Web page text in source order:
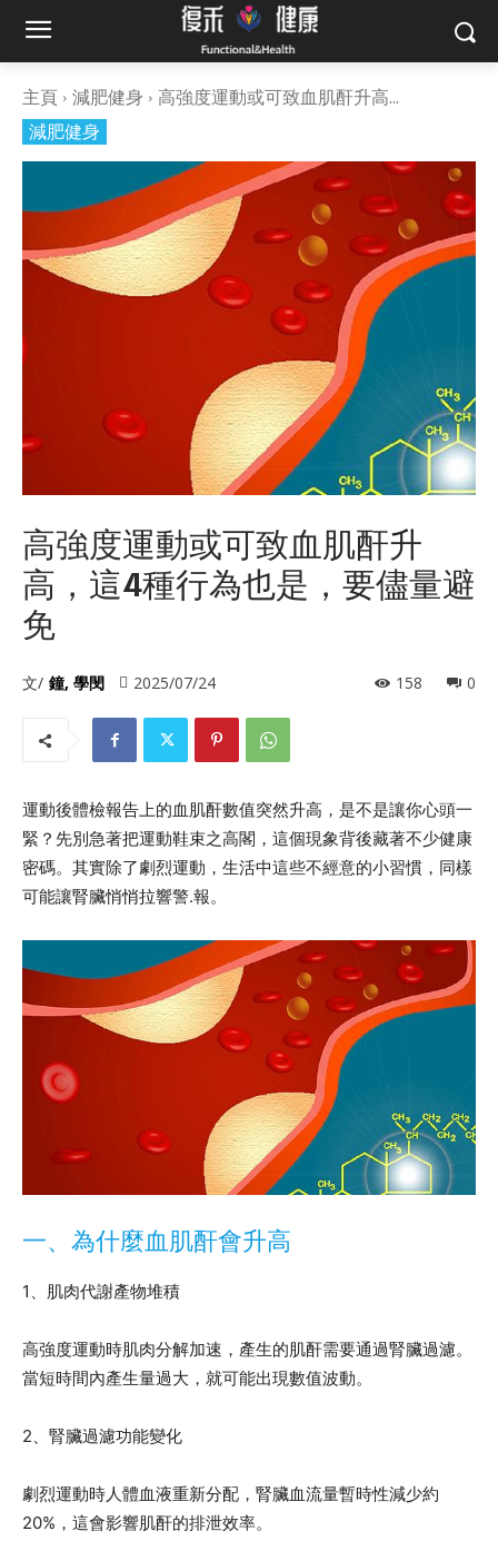
主頁 減肥健身
高強度運動或可致血肌酐升高...
減肥健身
高強度運動或可致血肌酐升
高，這4種行為也是，要儘量避
免
文/ 鐘, 學閔 2025/07/24 0
158
運動後體檢報告上的血肌酐數值突然升高，是不是讓你心頭一
緊？先別急著把運動鞋束之高閣，這個現象背後藏著不少健康
密碼。其實除了劇烈運動，生活中這些不經意的小習慣，同樣
可能讓腎臟悄悄拉響警.報。
一、為什麼血肌酐會升高
1、肌肉代謝產物堆積
高強度運動時肌肉分解加速，產生的肌酐需要通過腎臟過濾。
當短時間內產生量過大，就可能出現數值波動。
2、腎臟過濾功能變化
劇烈運動時人體血液重新分配，腎臟血流量暫時性減少約
20%，這會影響肌酐的排泄效率。